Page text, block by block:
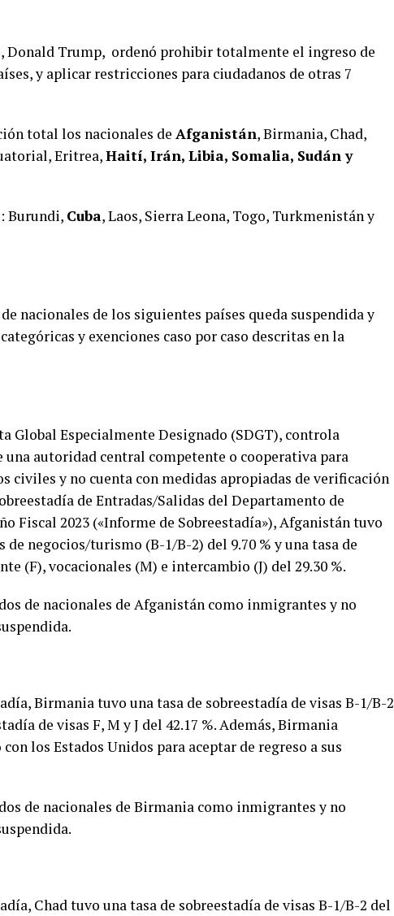
Donald Trump, ordenó prohibir totalmente el ingreso de
y aplicar restricciones para ciudadanos de otras 7
total los nacionales de Afganistán, Birmania, Chad,
Eritrea,Haití, Irán, Libia, Somalia, Sudán y
Burundi, Cuba, Laos, Sierra Leona, Togo, Turkmenistán y
nacionales de los siguientes países queda suspendida y
y exenciones caso por caso descritas en la
Global Especialmente Designado (SDGT), controla
una autoridad central competente o cooperativa para
civiles y no cuenta con medidas apropiadas de verificación
de Entradas/Salidas del Departamento de
Fiscal 2023 («Informe de Sobreestadía»), Afganistán tuvo
de negocios/turismo (B-1/B-2) del 9.70 % y una tasa de
(F), vocacionales (M) e intercambio (J) del 29.30 %.
de nacionales de Afganistán como inmigrantes y no
Birmania tuvo una tasa de sobreestadía de visas B-1/B-2
de visas F, M y J del 42.17 %. Además, Birmania
los Estados Unidos para aceptar de regreso a sus
de nacionales de Birmania como inmigrantes y no
Chad tuvo una tasa de sobreestadía de visas B-1/B-2 del